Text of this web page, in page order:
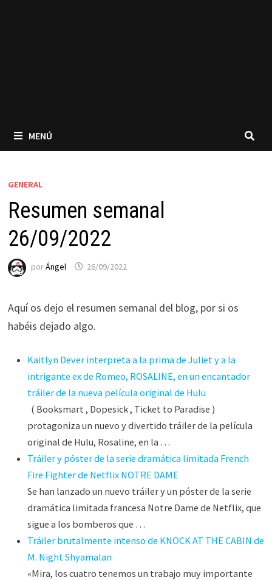
MENÚ
GENERAL
Resumen semanal
26/09/2022
porÁngel 26/09/2022
Aquí os dejo el resumen semanal del blog, por si os
habéis dejado algo.
Kaitlyn Dever interpreta a la prima de Juliet y a la
intrigante ex de Romeo, ROSALINE, en un encantador
tráiler de la nueva película original de Hulu
( Booksmart , Dopesick , Ticket to Paradise )
protagoniza un nuevo y divertido tráiler de la película
original de Hulu, Rosaline, en la …
Tráiler y póster de la serie dramática limitada French
Fire Fighter de Netflix NOTRE DAME
Se han lanzado un nuevo tráiler y un póster de la serie
dramática limitada francesa Notre Dame de Netflix, que
sigue a los bomberos que …
Tráiler brutalmente intenso de KNOCK AT THE CABIN de
M. Night Shyamalan
«Mira, los cuatro tenemos un trabajo muy importante